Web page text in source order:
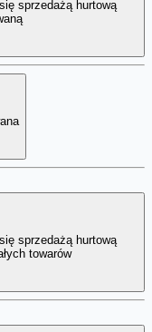
sprzedażą hurtową
sprzedażą hurtową
towarów